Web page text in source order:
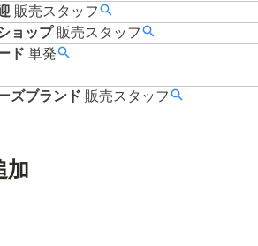
販売スタッフ
ョップ 販売スタッフ
ド 単発
ズブランド 販売スタッフ
加